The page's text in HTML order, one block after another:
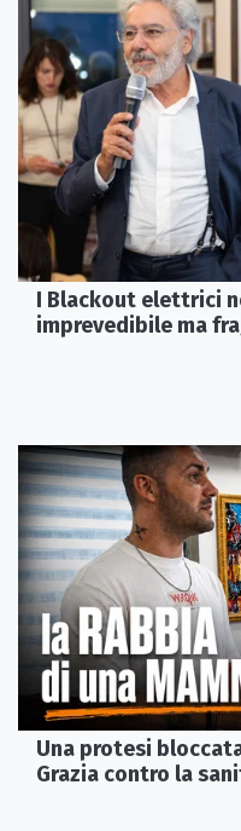
I Blackout elettrici
imprevedibile ma
Una protesi
Grazia contro la